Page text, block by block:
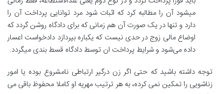
میشود آن را مطالبه کرد که اثبات شود مرد توانایی پرداخت آن را
دارد و تنها در یک صورت آن هم زمانی که برای دادگاه روشن گردد که
اوضاع مالی زوج در حدی نیست که یکباره بپردازد دادخواست اعسار
داده می‌شود و شرایط پرداخت ان توسط دادگاه قسط بندی میگردد.
توجه داشته باشید که حتی اگر زن درگیر ارتباطی نامشروع بوده یا امور
زناشویی را تمکین نمی کرده، به هر ترتیب مهریه او کاملا محفوظ باقی می